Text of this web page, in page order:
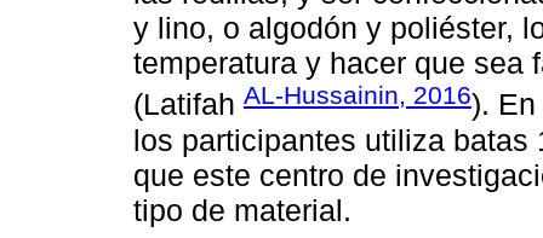
y lino, o algodón y poliéster,
temperatura y hacer que sea
(Latifah AL-Hussainin, 2016).
los participantes utiliza batas
que este centro de
tipo de material.